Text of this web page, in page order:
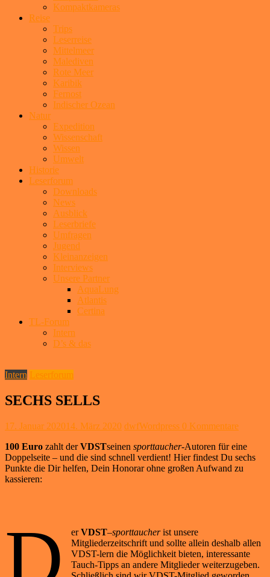
Kompaktkameras
Reise
Trips
Leserreise
Mittelmeer
Malediven
Rote Meer
Karibik
Fernost
Indischer Ozean
Natur
Expedition
Wissenschaft
Wissen
Umwelt
Historie
Leserforum
Downloads
News
Ausblick
Leserbriefe
Umfragen
Jugend
Kleinanzeigen
Interviews
Unsere Partner
AquaLung
Atlantis
Certina
TL-Forum
Intern
D’s & das
Intern Leserforum
SECHS SELLS
17. Januar 202014. März 2020 dwfWordpress 0 Kommentare
100 Euro zahlt derVDSTseinen sporttaucher-Autoren für eine
Doppelseite – und die sind schnell verdient! Hier findest Du sechs
Punkte die Dir helfen, Dein Honorar ohne großen Aufwand zu
kassieren:
D erVDST–sporttaucherist unsere
Mitgliederzeitschrift und sollte allein deshalb allen
VDST-lern die Möglichkeit bieten, interessante
Tauch-Tipps an andere Mitglieder weiterzugeben.